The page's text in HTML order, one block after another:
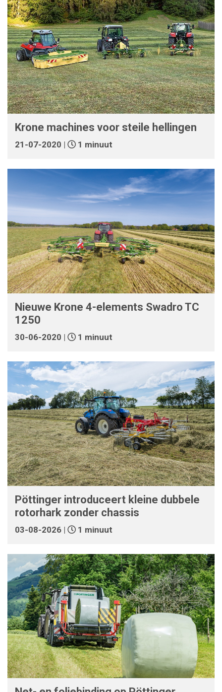
Krone machines voor steile hellingen
21-07-2020 | 1 minuut
Nieuwe Krone 4-elements Swadro TC
1250
30-06-2020 | 1 minuut
Pöttinger introduceert kleine dubbele
rotorhark zonder chassis
03-08-2026 | 1 minuut